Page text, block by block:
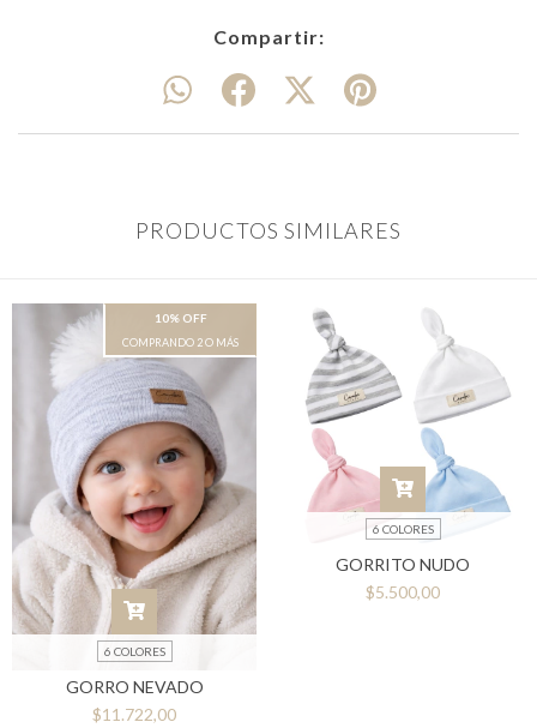
Compartir:
PRODUCTOS SIMILARES
10% OFF
COMPRANDO 2 O MÁS
6 COLORES
GORRO NEVADO
$11.722,00
6 COLORES
GORRITO NUDO
$5.500,00